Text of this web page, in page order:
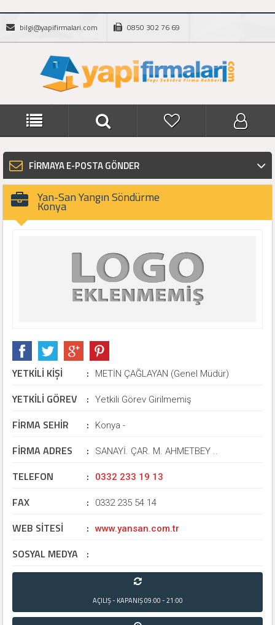
bilgi@yapifirmalari.com 0850 302 76 69
FİRMAYA E-POSTA GÖNDER
Yan-San Yangın Söndürme
Konya
YETKİLİ KİŞİ : METİN ÇAĞLAYAN (Genel Müdür)
YETKİLİ GÖREV : Yetkili Görev Girilmemiş
FİRMA SEHİR : Konya -
FİRMA ADRES : SANAYİ. ÇAR. M. AHMETBEY ..
TELEFON : 0332 233 19 13
FAX : 0332 235 54 14
WEB SİTESİ : www.yansan.com.tr
SOSYAL MEDYA :
AÇILIŞ - KAPANIŞ09:00 - 21:00